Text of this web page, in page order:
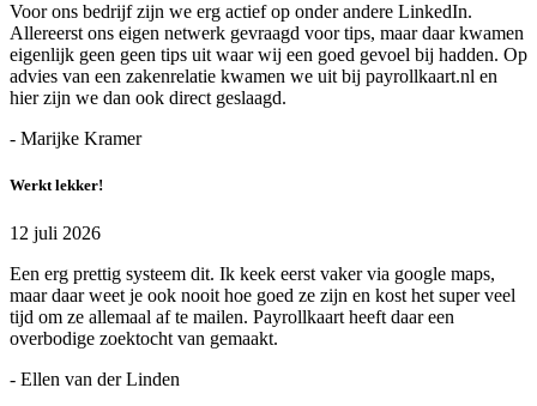
Voor ons bedrijf zijn we erg actief op onder andere LinkedIn.
Allereerst ons eigen netwerk gevraagd voor tips, maar daar kwamen
eigenlijk geen geen tips uit waar wij een goed gevoel bij hadden. Op
advies van een zakenrelatie kwamen we uit bij payrollkaart.nl en
hier zijn we dan ook direct geslaagd.
- Marijke Kramer
Werkt lekker!
12 juli 2026
Een erg prettig systeem dit. Ik keek eerst vaker via google maps,
maar daar weet je ook nooit hoe goed ze zijn en kost het super veel
tijd om ze allemaal af te mailen. Payrollkaart heeft daar een
overbodige zoektocht van gemaakt.
- Ellen van der Linden